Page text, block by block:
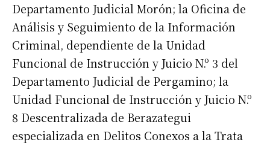
Departamento Judicial Morón; la Oficina de
Análisis y Seguimiento de la Información
Criminal, dependiente de la Unidad
Funcional de Instrucción y Juicio N.º 3 del
Departamento Judicial de Pergamino; la
Unidad Funcional de Instrucción y Juicio N.º
8 Descentralizada de Berazategui
especializada en Delitos Conexos a la Trata